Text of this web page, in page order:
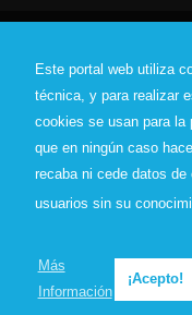
Este portal web utiliza
técnica, y para realizar
cookies se usan para la
que en ningún caso
recaba ni cede datos
usuarios sin su
Más
Información
¡Acepto!
Política de envíos